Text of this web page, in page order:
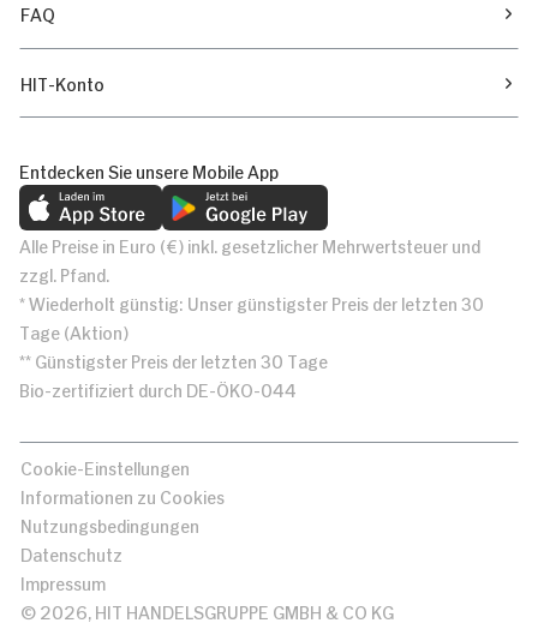
FAQ
HIT-Konto
Entdecken Sie unsere Mobile App
Alle Preise in Euro (€) inkl. gesetzlicher Mehrwertsteuer und
zzgl. Pfand.
* Wiederholt günstig: Unser günstigster Preis der letzten 30
Tage (Aktion)
** Günstigster Preis der letzten 30 Tage
Bio-zertifiziert durch DE-ÖKO-044
Cookie-Einstellungen
Informationen zu Cookies
Nutzungsbedingungen
Datenschutz
Impressum
© 2026, HIT HANDELSGRUPPE GMBH & CO KG